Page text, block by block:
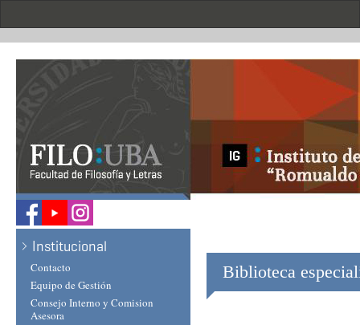
Institucional
Contacto
Equipo de Gestión
Consejo Interno y Comision
Asesora
Biblioteca